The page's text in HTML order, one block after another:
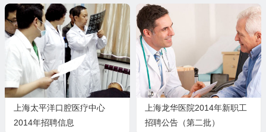
上海太平洋口腔医疗中心
2014年招聘信息
上海龙华医院2014年新职工
招聘公告（第二批）